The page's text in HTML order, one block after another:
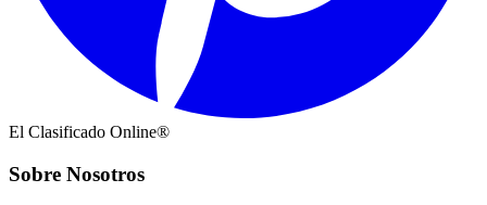
El Clasificado Online®
Sobre Nosotros